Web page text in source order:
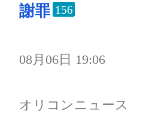
謝罪 156
08月06日 19:06
オリコンニュース